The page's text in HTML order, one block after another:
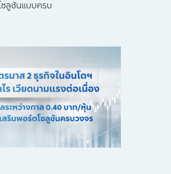
ซลูชันแบบครบ